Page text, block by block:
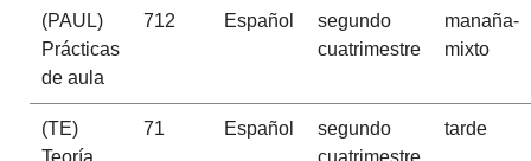
(PAUL)
Prácticas
de aula
712 Español
segundo
cuatrimestre
manaña-
mixto
(TE)
71 Español
segundo
tarde